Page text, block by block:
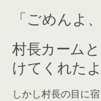
「ごめんよ
村長カーム
けてくれた
しかし村長の目に